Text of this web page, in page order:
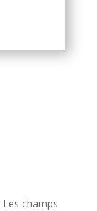
Les champs